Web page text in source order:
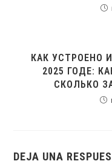
КАК УСТРОЕНО
2025 ГОДЕ:
СКОЛЬКО
DEJA UNA